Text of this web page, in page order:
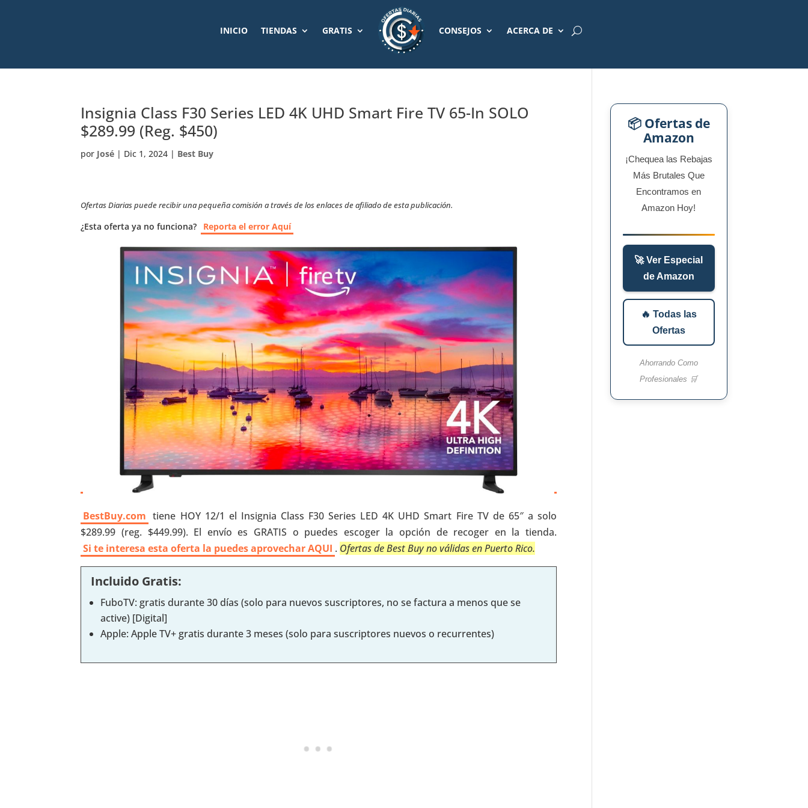
INICIO TIENDAS GRATIS CONSEJOS ACERCA DE
Insignia Class F30 Series LED 4K UHD Smart Fire TV 65-In SOLO
$289.99 (Reg. $450)
por José | Dic 1, 2024 | Best Buy
Ofertas Diarias puede recibir una pequeña comisión a través de los enlaces de afiliado de esta publicación.
¿Esta oferta ya no funciona? Reporta el error Aquí
BestBuy.com tiene HOY 12/1 el Insignia Class F30 Series LED 4K UHD Smart Fire TV de 65″ a solo
$289.99 (reg. $449.99). El envío es GRATIS o puedes escoger la opción de recoger en la tienda.
Si te interesa esta oferta la puedes aprovechar AQUI . Ofertas de Best Buy no válidas en Puerto Rico.
Incluido Gratis:
FuboTV: gratis durante 30 días (solo para nuevos suscriptores, no se factura a menos que se
active) [Digital]
Apple: Apple TV+ gratis durante 3 meses (solo para suscriptores nuevos o recurrentes)
📦 Ofertas de
Amazon
¡Chequea las Rebajas
Más Brutales Que
Encontramos en
Amazon Hoy!
🚀 Ver Especial
de Amazon
🔥 Todas las
Ofertas
Ahorrando Como
Profesionales 🛒